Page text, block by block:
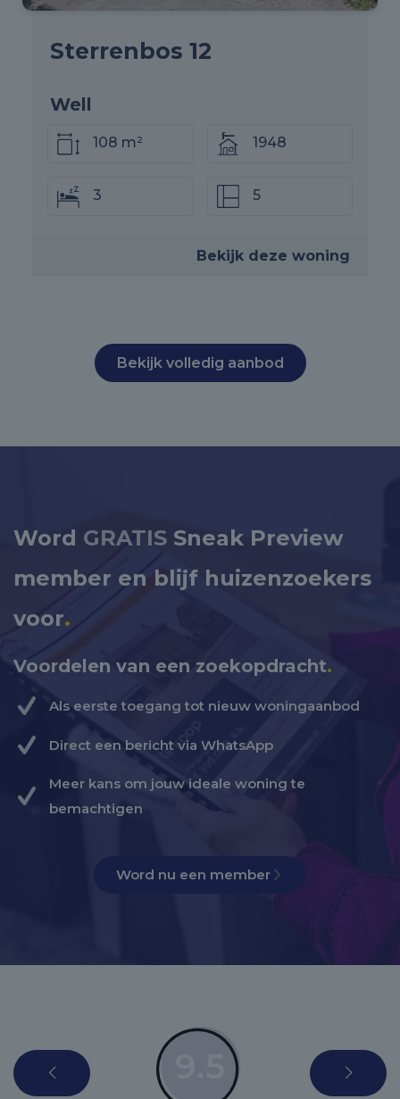
Sterrenbos 12
Well
108 m² 1948
3 5
Bekijk deze woning
Bekijk volledig aanbod
Word GRATIS Sneak Preview
member en blijf huizenzoekers
voor.
Voordelen van een zoekopdracht.
Als eerste toegang tot nieuw woningaanbod
Direct een bericht via WhatsApp
Meer kans om jouw ideale woning te
bemachtigen
Word nu een member